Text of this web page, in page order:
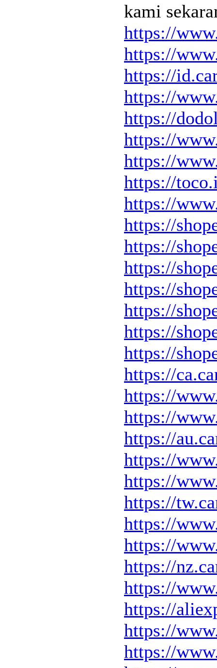
kami
https://
https://
https://
https://
https://
https://
https://
https://
https://
https://
https://
https://
https://
https://
https://
https://
https://
https://
https://
https://
https://
https://
https://
https://
https://
https://
https://
https://
https://
https://